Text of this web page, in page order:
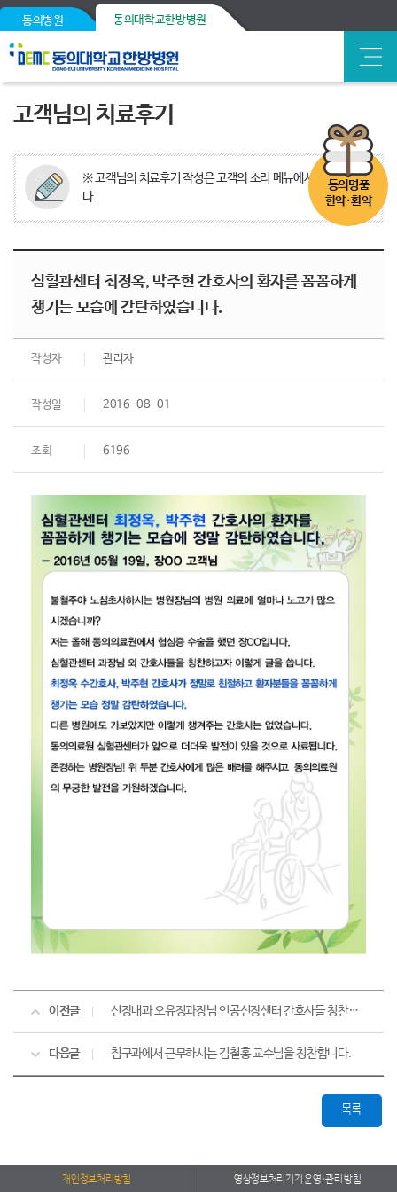
동의병원 동의대학교한방병원
동의명품
한약·환약
고객님의 치료후기
※ 고객님의 치료후기 작성은 고객의 소리 메뉴에서 가능합니
다.
심혈관센터 최정옥, 박주현 간호사의 환자를 꼼꼼하게
챙기는 모습에 감탄하였습니다.
작성자 관리자
작성일 2016-08-01
조회 6196
이전글 신장내과 오유정과장님 인공신장센터 간호사들 칭찬합니다.
다음글 침구과에서 근무하시는 김철홍 교수님을 칭찬합니다.
목록
개인정보처리방침 영상정보처리기기 운영·관리 방침